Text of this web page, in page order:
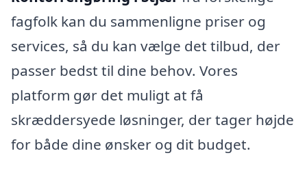
fagfolk kan du sammenligne priser og
services, så du kan vælge det tilbud, der
passer bedst til dine behov. Vores
platform gør det muligt at få
skræddersyede løsninger, der tager højde
for både dine ønsker og dit budget.